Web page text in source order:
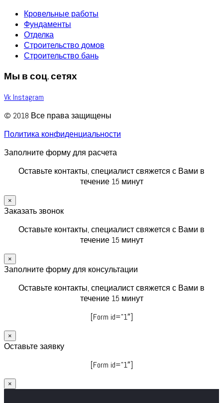
Кровельные работы
Фундаменты
Отделка
Строительство домов
Строительство бань
Мы в соц. сетях
Vk Instagram
© 2018 Все права защищены
Политика конфиденциальности
Заполните форму для расчета
Оставьте контакты, специалист свяжется с Вами в
течение 15 минут
×
Заказать звонок
Оставьте контакты, специалист свяжется с Вами в
течение 15 минут
×
Заполните форму для консультации
Оставьте контакты, специалист свяжется с Вами в
течение 15 минут
[Form id=”1″]
×
Оставьте заявку
[Form id=”1″]
×